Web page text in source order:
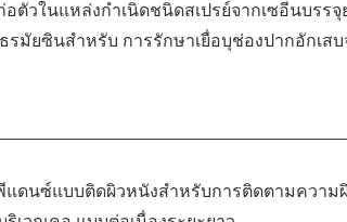
ตัวในแหล่งกำเนิดชนิดสเปรย์จากเซอีนบรรจุ
รมัยซินสำหรับ การรักษาเยื่อบุช่องปากอักเสบ
ดนซ์แบบติดผิวหนังสำหรับการติดตามความ